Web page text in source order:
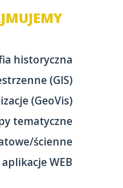
historyczna
(GIS)
(GeoVis)
tematyczne
ścienne
WEB